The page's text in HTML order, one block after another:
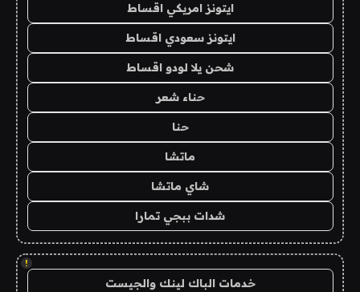
ايتونز امريكي اقساط
ايتونز سعودي اقساط
شحن يلا لودو اقساط
حناء شعر
حنا
ماتشا
شاي ماتشا
شدات ببجي تمارا
!
خدمات الباك لينك والجيست